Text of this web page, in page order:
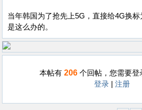
当年韩国为了抢先上5G，直接给4G换
是这么办的。
本帖有 206 个回帖，您需要登
登录
注册